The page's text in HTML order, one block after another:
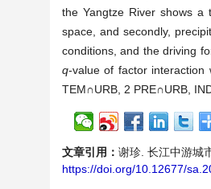
the Yangtze River shows a
space, and secondly,
conditions, and the driving
q-value of factor
TEM∩URB, 2 PRE∩URB,
文章引用： 谢珍. 长江中游城
https://doi.org/10.12677/